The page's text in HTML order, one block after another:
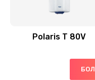
Polaris T 80V